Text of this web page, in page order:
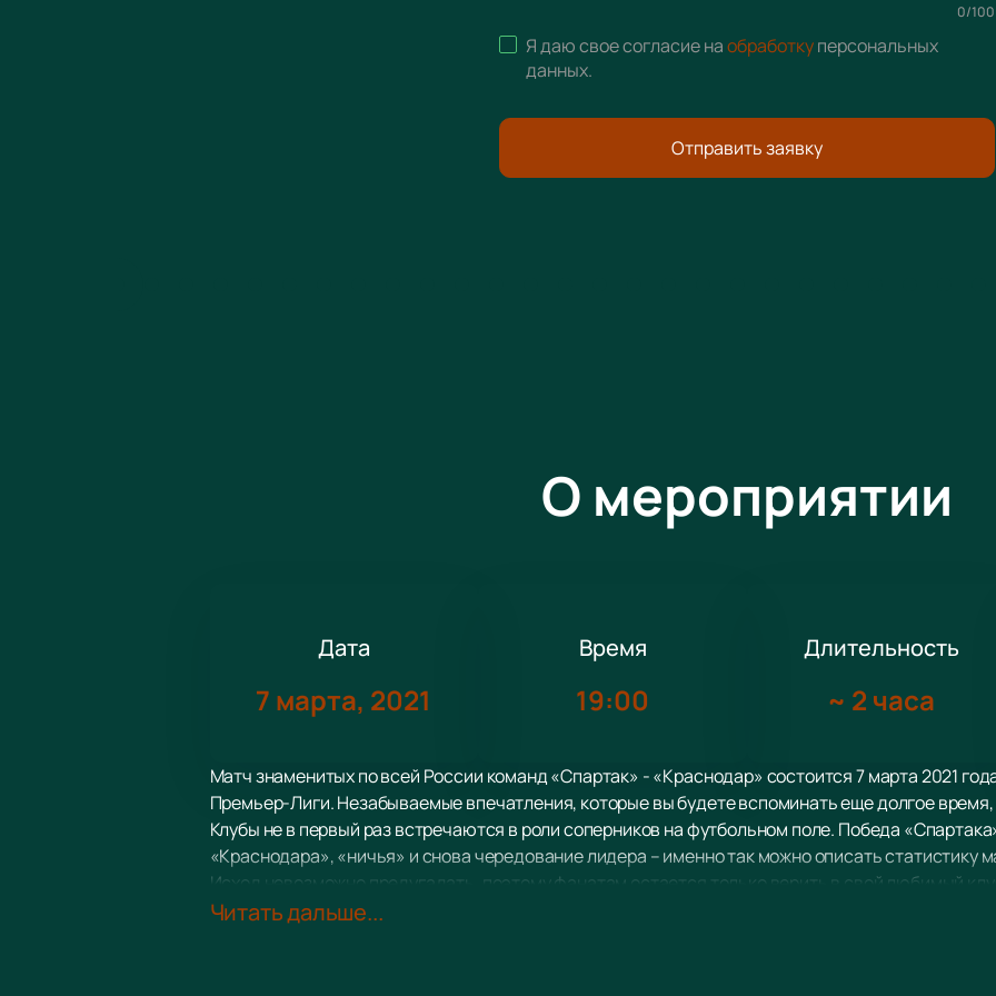
0/100
Я даю свое согласие наобработкуперсональных
данных.
Отправить заявку
О мероприятии
Дата
7 марта, 2021
Время
19:00
Длительность
~ 2 часа
Матч знаменитых по всей России команд «Спартак» - «Краснодар» состоится 7 марта 2021
Премьер-Лиги. Незабываемые впечатления, которые вы будете вспоминать еще долгое
Клубы не в первый раз встречаются в роли соперников на футбольном поле. Победа
«Краснодара», «ничья» и снова чередование лидера – именно так можно описать статистику
Исход невозможно предугадать, поэтому фанатам остается только верить в свой любимый
«Краснодар» - достаточно современный футбольный клуб, который был основан в 2008 году.
Читать дальше...